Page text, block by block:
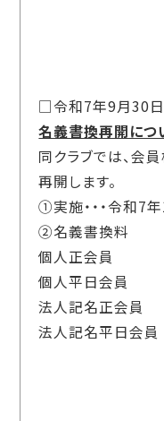
□令和7年9月30日
名義書換再開につ
同クラブでは、会
再開します。
①実施・・・令和7年
②名義書換料
個人正会員
個人平日会員
法人記名正会員
法人記名平日会員